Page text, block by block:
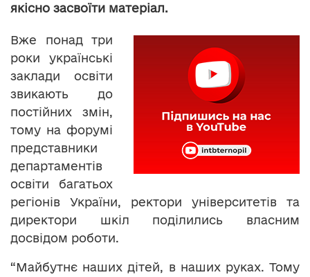
якісно засвоїти матеріал.
Вже понад три
роки українські
заклади освіти
звикають до
постійних змін,
тому на форумі
представники
департаментів
освіти багатьох
регіонів України, ректори університетів та
директори шкіл поділились власним
досвідом роботи.
“Майбутнє наших дітей, в наших руках. Тому